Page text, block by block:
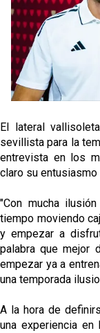
Miguel Sierra:
reflejado que
trabajamos con
Diomande ya
mercado
OFICIAL |
El Sevilla FC
Ilenikhena
El lateral
sevillista para la
entrevista en los
claro su
"Con mucha
tiempo moviendo
y empezar a
palabra que mejor
empezar ya a
una temporada
A la hora de
una experiencia